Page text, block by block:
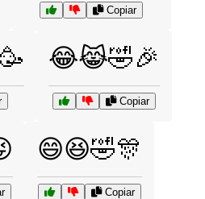
Copiar
😂😹🤣🎉
Copiar
😄😆🤣🎊
Copiar